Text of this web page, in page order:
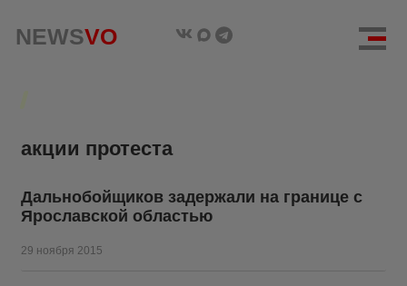
NEWSVO
NEWSVO
акции протеста
Дальнобойщиков задержали на границе с
Ярославской областью
29 ноября 2015